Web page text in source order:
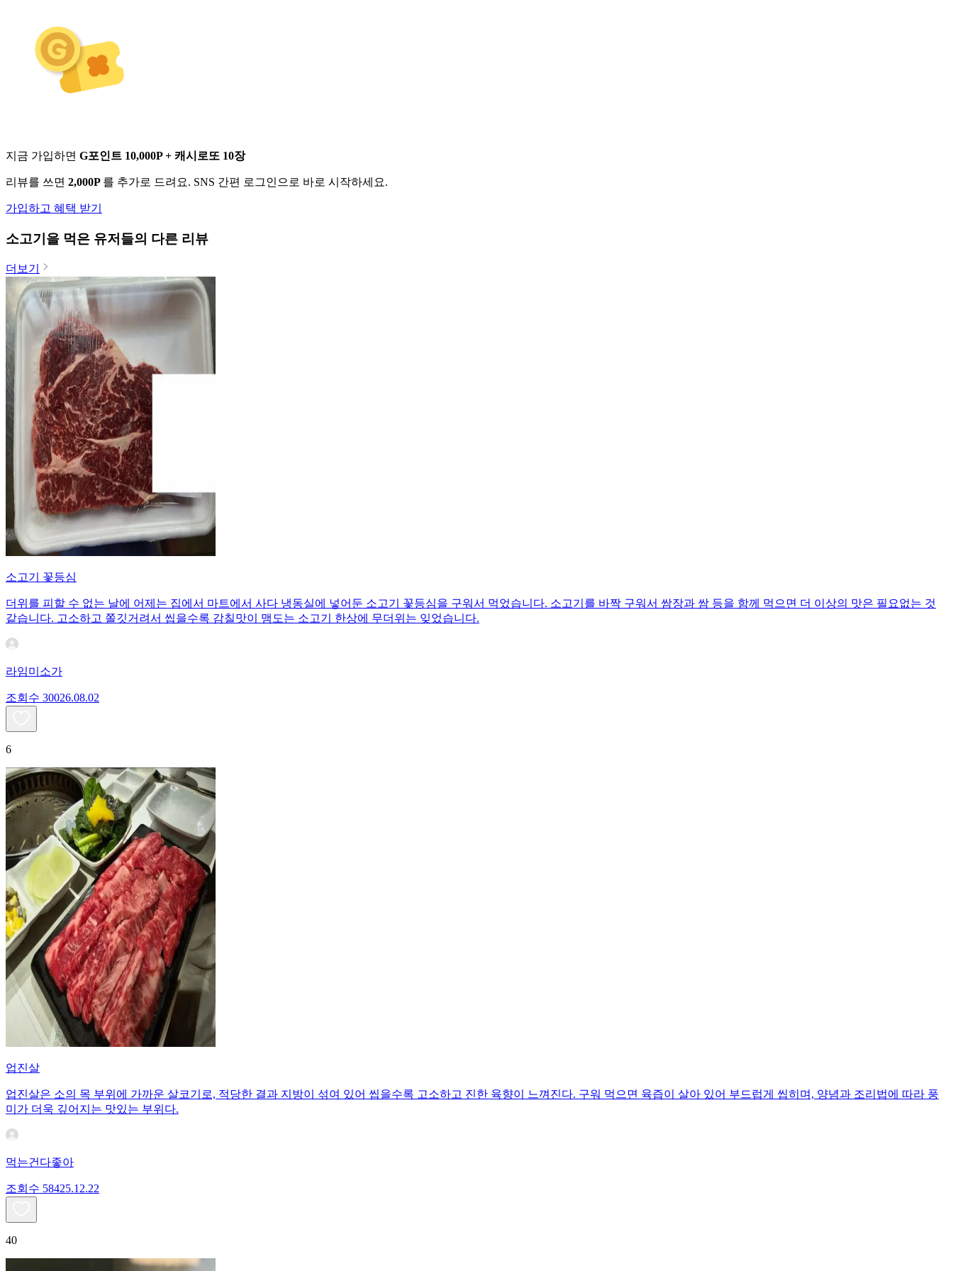
지금 가입하면 G포인트 10,000P + 캐시로또 10장
리뷰를 쓰면 2,000P 를 추가로 드려요. SNS 간편 로그인으로 바로 시작하세요.
가입하고 혜택 받기
소고기 을 먹은 유저들의 다른 리뷰
더보기
소고기 꽃등심
더위를 피할 수 없는 날에 어제는 집에서 마트에서 사다 냉동실에 넣어둔 소고기 꽃등심을 구워서 먹었습니다. 소고기를 바짝 구워서 쌈장과 쌈 등을 함께 먹으면 더 이상의 맛은 필요없는 것
같습니다. 고소하고 쫄깃거려서 씹을수록 감칠맛이 맴도는 소고기 한상에 무더위는 잊었습니다.
라임미소가
조회수 30026.08.02
6
업진살
업진살은 소의 목 부위에 가까운 살코기로, 적당한 결과 지방이 섞여 있어 씹을수록 고소하고 진한 육향이 느껴진다. 구워 먹으면 육즙이 살아 있어 부드럽게 씹히며, 양념과 조리법에 따라 풍
미가 더욱 깊어지는 맛있는 부위다.
먹는건다좋아
조회수 58425.12.22
40